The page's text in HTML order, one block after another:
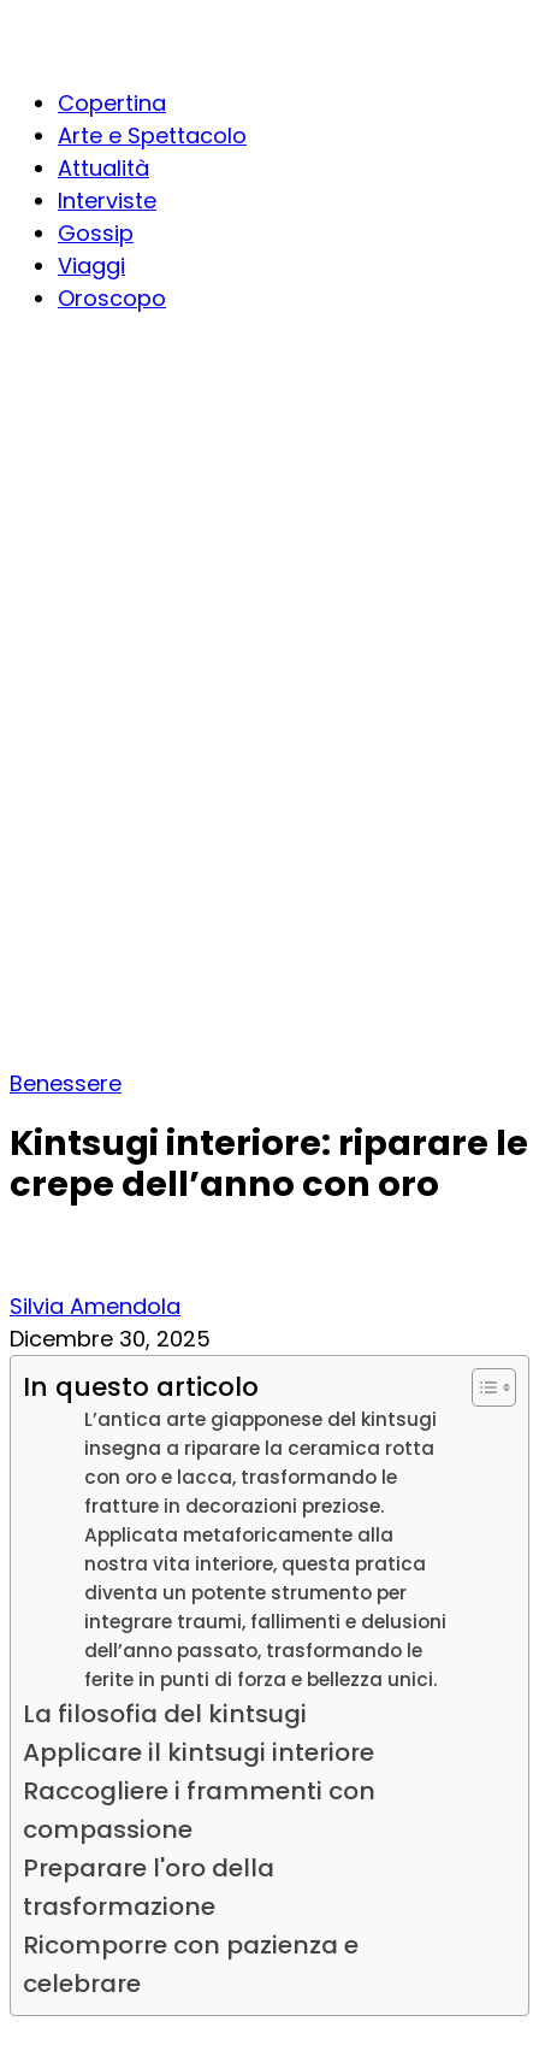
Copertina
Arte e Spettacolo
Attualità
Interviste
Gossip
Viaggi
Oroscopo
Benessere
Kintsugi interiore: riparare le
crepe dell’anno con oro
Silvia Amendola
Dicembre 30, 2025
In questo articolo
L’antica arte giapponese del kintsugi
insegna a riparare la ceramica rotta
con oro e lacca, trasformando le
fratture in decorazioni preziose.
Applicata metaforicamente alla
nostra vita interiore, questa pratica
diventa un potente strumento per
integrare traumi, fallimenti e delusioni
dell’anno passato, trasformando le
ferite in punti di forza e bellezza unici.
La filosofia del kintsugi
Applicare il kintsugi interiore
Raccogliere i frammenti con
compassione
Preparare l'oro della
trasformazione
Ricomporre con pazienza e
celebrare